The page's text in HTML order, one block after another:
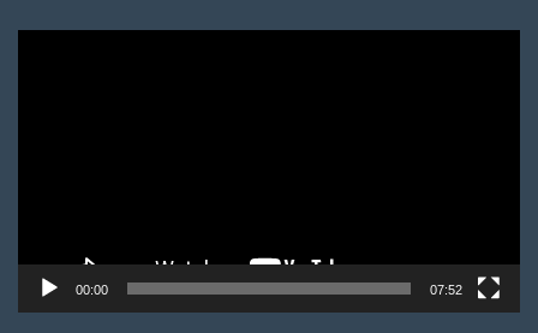
00:00 07:52